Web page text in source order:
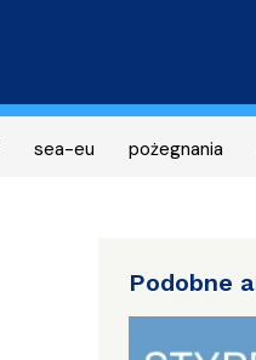
sea-eu pożegnania
Podobne